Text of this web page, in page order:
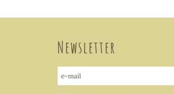
Newsletter
e-mail